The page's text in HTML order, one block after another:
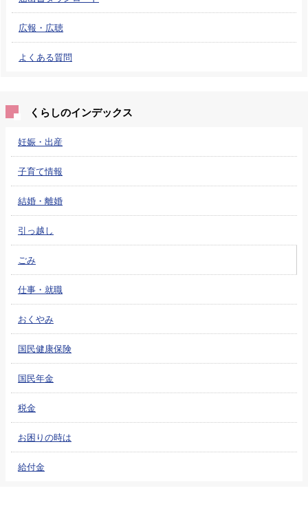
広報・広聴
よくある質問
くらしのインデックス
妊娠・出産
子育て情報
結婚・離婚
引っ越し
ごみ
仕事・就職
おくやみ
国民健康保険
国民年金
税金
お困りの時は
給付金